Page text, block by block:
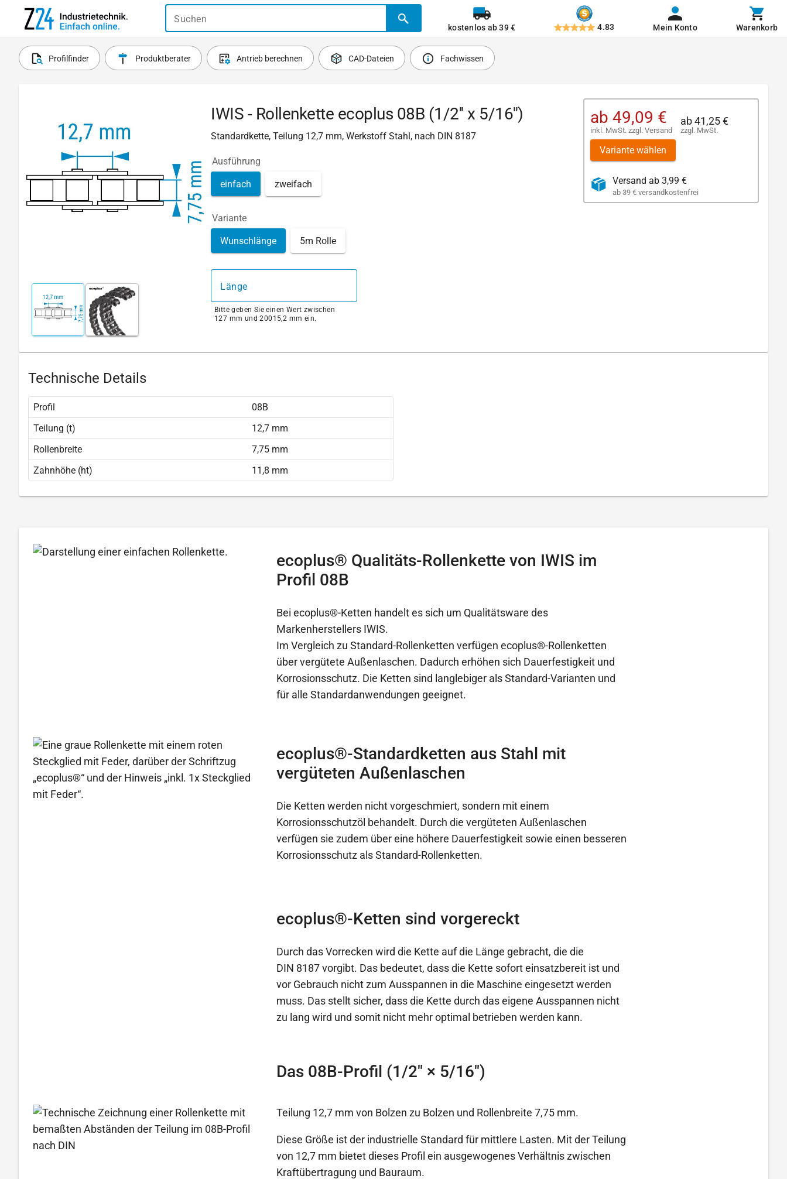
Suchen
kostenlos ab 39 € 4.83 Mein Konto Warenkorb
Profilfinder Produktberater Antrieb berechnen CAD-Dateien Fachwissen
IWIS - Rollenkette ecoplus 08B (1/2'' x 5/16'')
Standardkette, Teilung 12,7 mm, Werkstoff Stahl, nach DIN 8187
Ausführung
einfach zweifach
Variante
Wunschlänge 5m Rolle
Länge
Bitte geben Sie einen Wert zwischen
127 mm und 20015,2 mm ein.
ab 49,09 €
inkl. MwSt. zzgl. Versand
ab41,25 €
zzgl. MwSt.
Variante wählen
Versand ab 3,99 €
ab 39 € versandkostenfrei
Technische Details
Profil
08B
Teilung (t)
12,7 mm
Rollenbreite
7,75 mm
Zahnhöhe (ht)
11,8 mm
ecoplus® Qualitäts-Rollenkette von IWIS im
Profil 08B
Bei ecoplus®-Ketten handelt es sich um Qualitätsware des
Markenherstellers IWIS.
Im Vergleich zu Standard-Rollenketten verfügen ecoplus®-Rollenketten
über vergütete Außenlaschen. Dadurch erhöhen sich Dauerfestigkeit und
Korrosionsschutz. Die Ketten sind langlebiger als Standard-Varianten und
für alle Standardanwendungen geeignet.
ecoplus®-Standardketten aus Stahl mit
vergüteten Außenlaschen
Die Ketten werden nicht vorgeschmiert, sondern mit einem
Korrosionsschutzöl behandelt. Durch die vergüteten Außenlaschen
verfügen sie zudem über eine höhere Dauerfestigkeit sowie einen besseren
Korrosionsschutz als Standard-Rollenketten.
ecoplus®-Ketten sind vorgereckt
Durch das Vorrecken wird die Kette auf die Länge gebracht, die die
DIN 8187 vorgibt. Das bedeutet, dass die Kette sofort einsatzbereit ist und
vor Gebrauch nicht zum Ausspannen in die Maschine eingesetzt werden
muss. Das stellt sicher, dass die Kette durch das eigene Ausspannen nicht
zu lang wird und somit nicht mehr optimal betrieben werden kann.
Das 08B-Profil (1/2″ × 5/16″)
Teilung 12,7 mm von Bolzen zu Bolzen und Rollenbreite 7,75 mm.
Diese Größe ist der industrielle Standard für mittlere Lasten. Mit der Teilung
von 12,7 mm bietet dieses Profil ein ausgewogenes Verhältnis zwischen
Kraftübertragung und Bauraum.